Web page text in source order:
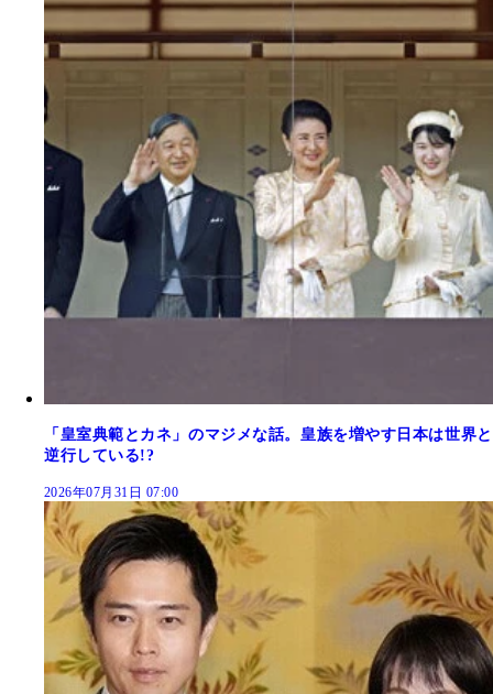
「皇室典範とカネ」のマジメな話。皇族を増やす日本は世界と
逆行している!?
2026年07月31日 07:00